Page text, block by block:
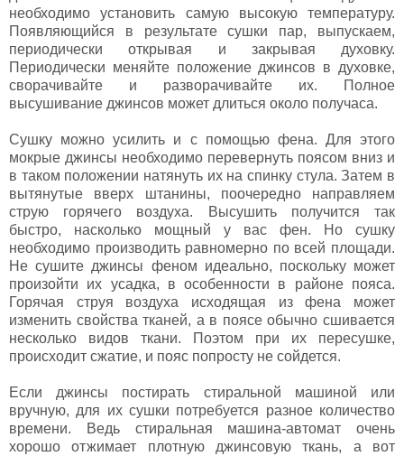
необходимо установить самую высокую температуру.
Появляющийся в результате сушки пар, выпускаем,
периодически открывая и закрывая духовку.
Периодически меняйте положение джинсов в духовке,
сворачивайте и разворачивайте их. Полное
высушивание джинсов может длиться около получаса.
Сушку можно усилить и с помощью фена. Для этого
мокрые джинсы необходимо перевернуть поясом вниз и
в таком положении натянуть их на спинку стула. Затем в
вытянутые вверх штанины, поочередно направляем
струю горячего воздуха. Высушить получится так
быстро, насколько мощный у вас фен. Но сушку
необходимо производить равномерно по всей площади.
Не сушите джинсы феном идеально, поскольку может
произойти их усадка, в особенности в районе пояса.
Горячая струя воздуха исходящая из фена может
изменить свойства тканей, а в поясе обычно сшивается
несколько видов ткани. Поэтом при их пересушке,
происходит сжатие, и пояс попросту не сойдется.
Если джинсы постирать стиральной машиной или
вручную, для их сушки потребуется разное количество
времени. Ведь стиральная машина-автомат очень
хорошо отжимает плотную джинсовую ткань, а вот